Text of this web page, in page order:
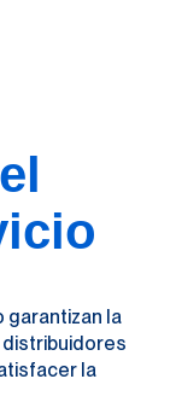
garantizan la
distribuidores
la